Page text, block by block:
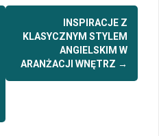
INSPIRACJE Z
KLASYCZNYM STYLEM
ANGIELSKIM W
ARANŻACJI WNĘTRZ →